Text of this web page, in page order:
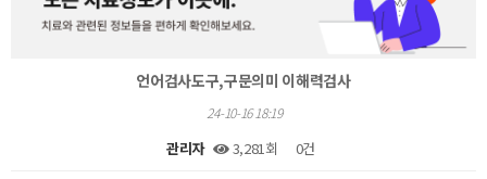
언어검사도구,구문의미 이해력검사
24-10-16 18:19
관리자 3,281회 0건